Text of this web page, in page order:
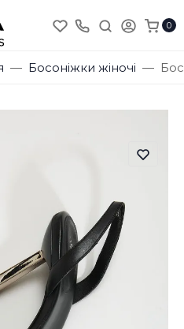
0
Босоніжки жіночі